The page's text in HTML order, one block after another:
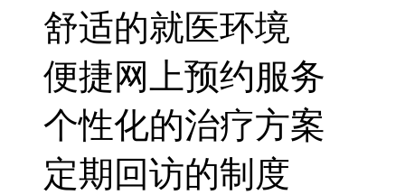
舒适的就医环境
便捷网上预约服务
个性化的治疗方案
定期回访的制度